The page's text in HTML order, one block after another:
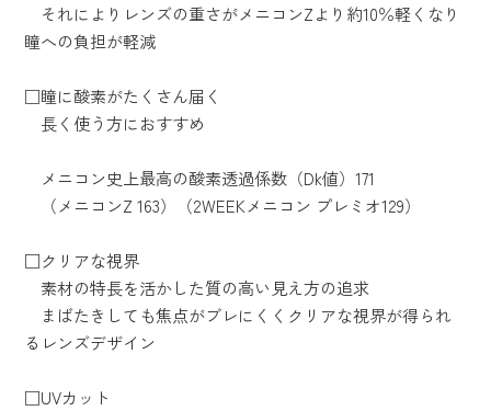
それによりレンズの重さがメニコンZより約10％軽くなり
瞳への負担が軽減
□瞳に酸素がたくさん届く
長く使う方におすすめ
メニコン史上最高の酸素透過係数（Dk値）171
（メニコンZ 163）（2WEEKメニコン プレミオ129）
□クリアな視界
素材の特長を活かした質の高い見え方の追求
まばたきしても焦点がブレにくくクリアな視界が得られ
るレンズデザイン
□UVカット